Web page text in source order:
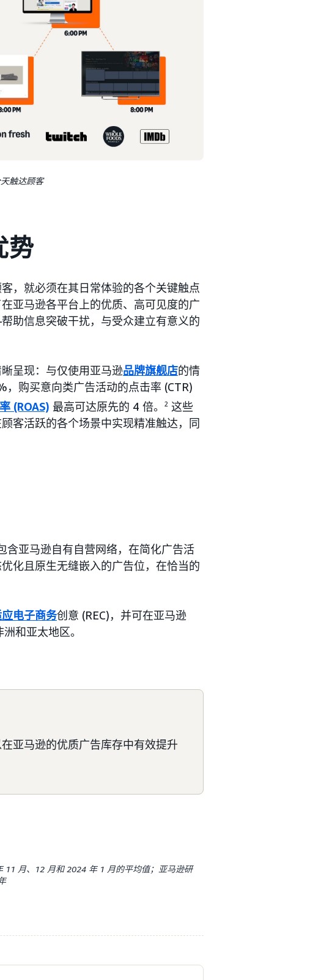
触达顾客
势
，就必须在其日常体验的各个关键触点
亚马逊各平台上的优质、高可见度的广
信息突破干扰，与受众建立有意义的
呈现：与仅使用亚马逊品牌旗舰店的情
购买意向类广告活动的点击率 (CTR)
(ROAS) 最高可达原先的 4 倍。 2 这些
客活跃的各个场景中实现精准触达，同
含亚马逊自有自营网络，在简化广告活
化且原生无缝嵌入的广告位，在恰当的
应电子商务创意 (REC)，并可在亚马逊
和亚太地区。
亚马逊的优质广告库存中有效提升
11 月、12 月和 2024 年 1 月的平均值；亚马逊研